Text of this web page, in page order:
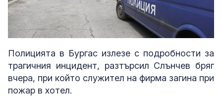
Unmute Loaded
50.79%
Полицията в Бургас излезе с подробности за
трагичния инцидент, разтърсил Слънчев бряг
вчера, при който служител на фирма загина при
пожар в хотел.